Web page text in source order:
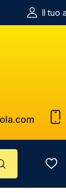
Il tuo